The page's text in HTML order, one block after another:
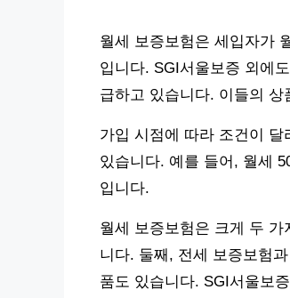
월세 보증보험은 세입자가
입니다. SGI서울보증 외에
급하고 있습니다. 이들의
가입 시점에 따라 조건이
있습니다. 예를 들어, 월세
입니다.
월세 보증보험은 크게 두
니다. 둘째, 전세 보증보험
품도 있습니다. SGI서울보